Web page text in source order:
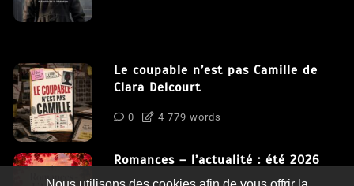
Le coupable n’est pas Camille de
Clara Delcourt
0 4 779 words
Romances – l’actualité : été 2026